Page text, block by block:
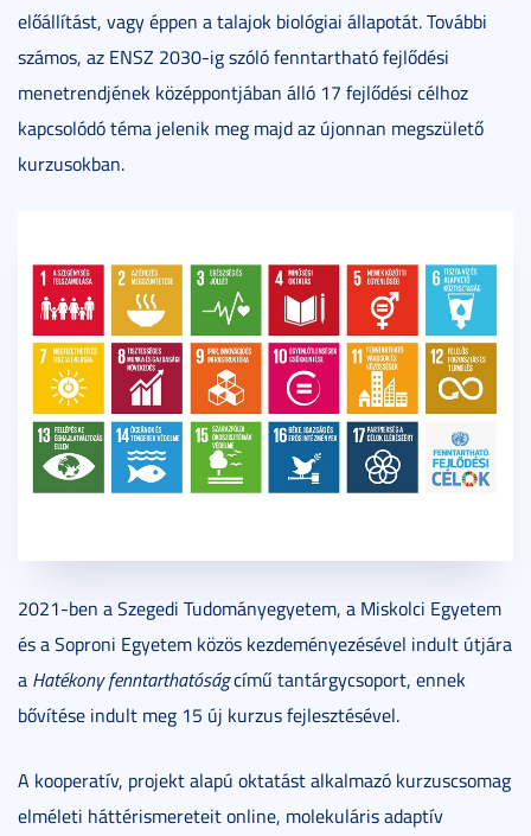
előállítást, vagy éppen a talajok biológiai állapotát. További
számos, az ENSZ 2030-ig szóló fenntartható fejlődési
menetrendjének középpontjában álló 17 fejlődési célhoz
kapcsolódó téma jelenik meg majd az újonnan megszülető
kurzusokban.
2021-ben a Szegedi Tudományegyetem, a Miskolci Egyetem
és a Soproni Egyetem közös kezdeményezésével indult útjára
a Hatékony fenntarthatóságcímű tantárgycsoport, ennek
bővítése indult meg 15 új kurzus fejlesztésével.
A kooperatív, projekt alapú oktatást alkalmazó kurzuscsomag
elméleti háttérismereteit online, molekuláris adaptív